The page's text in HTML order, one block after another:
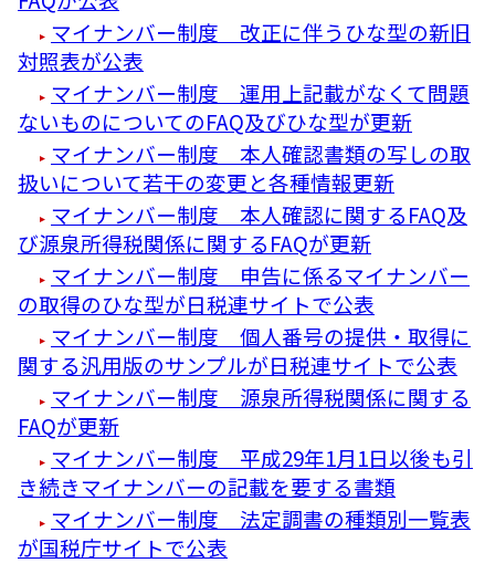
マイナンバー制度 改正に伴うひな型の新旧
対照表が公表
マイナンバー制度 運用上記載がなくて問題
ないものについてのFAQ及びひな型が更新
マイナンバー制度 本人確認書類の写しの取
扱いについて若干の変更と各種情報更新
マイナンバー制度 本人確認に関するFAQ及
び源泉所得税関係に関するFAQが更新
マイナンバー制度 申告に係るマイナンバー
の取得のひな型が日税連サイトで公表
マイナンバー制度 個人番号の提供・取得に
関する汎用版のサンプルが日税連サイトで公表
マイナンバー制度 源泉所得税関係に関する
FAQが更新
マイナンバー制度 平成29年1月1日以後も引
き続きマイナンバーの記載を要する書類
マイナンバー制度 法定調書の種類別一覧表
が国税庁サイトで公表